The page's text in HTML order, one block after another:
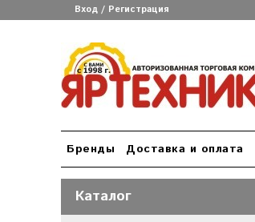
Вход / Регистрация
Бренды Доставка и оплата
Каталог